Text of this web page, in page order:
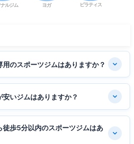
ルジム ヨガ ピラティス
のスポーツジムはありますか？
いジムはありますか？
徒歩5分以内のスポーツジムはあ